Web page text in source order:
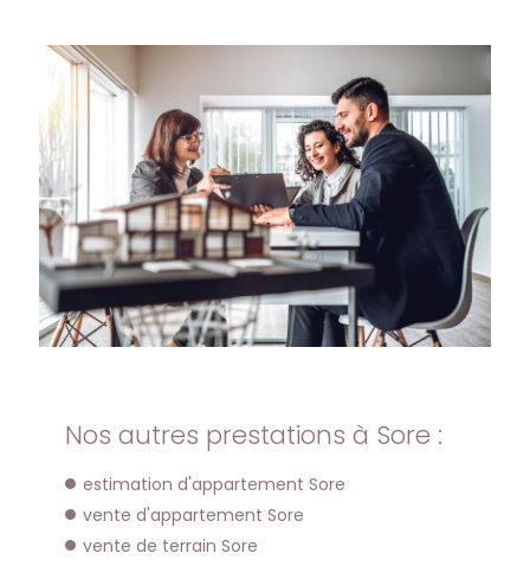
Nos autres prestations à Sore :
estimation d'appartement Sore
vente d'appartement Sore
vente de terrain Sore